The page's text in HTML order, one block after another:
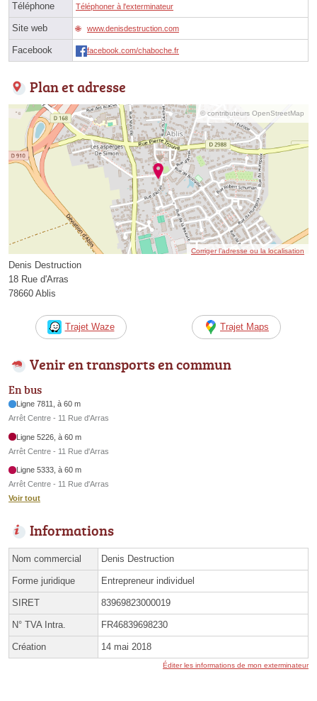
Téléphone Téléphoner à l'exterminateur
Site web www.denisdestruction.com
Facebook facebook.com/chaboche.fr
Plan et adresse
© contributeurs OpenStreetMap
Corriger l’adresse ou la localisation
Denis Destruction
18 Rue d'Arras
78660 Ablis
Trajet Waze Trajet Maps
Venir en transports en commun
En bus
Ligne 7811, à 60 m
Arrêt Centre - 11 Rue d'Arras
Ligne 5226, à 60 m
Arrêt Centre - 11 Rue d'Arras
Ligne 5333, à 60 m
Arrêt Centre - 11 Rue d'Arras
Voir tout
Informations
Nom commercial Denis Destruction
Forme juridique Entrepreneur individuel
SIRET 83969823000019
N° TVA Intra. FR46839698230
Création 14 mai 2018
Éditer les informations de mon exterminateur